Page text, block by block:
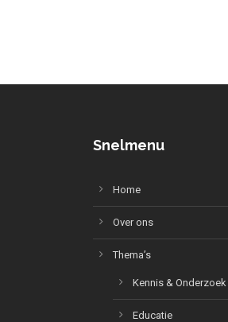
Snelmenu
Home
Over ons
Thema’s
Kennis & Onderzoek
Educatie